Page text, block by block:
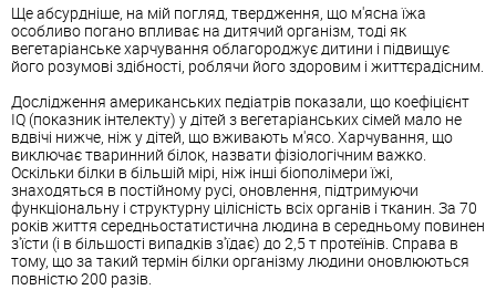
Ще абсурдніше, на мій погляд, твердження, що м'ясна їжа
особливо погано впливає на дитячий організм, тоді як
вегетаріанське харчування облагороджує дитини і підвищує
його розумові здібності, роблячи його здоровим і життєрадісним.
Дослідження американських педіатрів показали, що коефіцієнт
IQ (показник інтелекту) у дітей з вегетаріанських сімей мало не
вдвічі нижче, ніж у дітей, що вживають м'ясо. Харчування, що
виключає тваринний білок, назвати фізіологічним важко.
Оскільки білки в більшій мірі, ніж інші біополімери їжі,
знаходяться в постійному русі, оновлення, підтримуючи
функціональну і структурну цілісність всіх органів і тканин. За 70
років життя середньостатистична людина в середньому повинен
з'їсти (і в більшості випадків з'їдає) до 2,5 т протеїнів. Справа в
тому, що за такий термін білки організму людини оновлюються
повністю 200 разів.